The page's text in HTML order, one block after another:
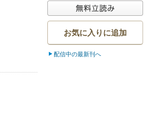
お気に入りに追加
配信中の最新刊へ